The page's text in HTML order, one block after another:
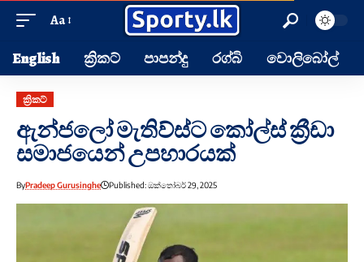
Aa
English ක්‍රිකට් පාපන්දු රග්බි වොලිබෝල්
ක්‍රිකට්
ඇන්ජලෝ මැතිව්ස්‍ට කෝල්ස් ක්‍රීඩා
සමාජයෙන් උපහාරයක්
ByPradeep Gurusinghe Published: ඔක්තෝබර් 29, 2025